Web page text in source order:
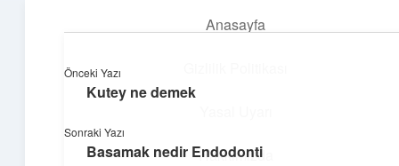
Anasayfa
Hakkımızda
Parlak Fikir Dünyası
Işıltılı önerilerle hayatını canlandır!
Önceki Yazı
Kutey ne demek
Sonraki Yazı
Basamak nedir Endodonti